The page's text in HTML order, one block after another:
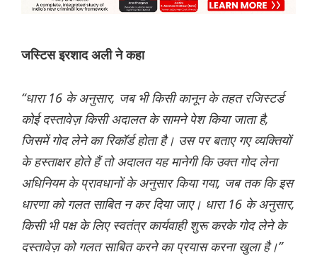
जस्टिस इरशाद अली ने कहा
“धारा 16 के अनुसार, जब भी किसी कानून के तहत रजिस्टर्ड
कोई दस्तावेज़ किसी अदालत के सामने पेश किया जाता है,
जिसमें गोद लेने का रिकॉर्ड होता है। उस पर बताए गए व्यक्तियों
के हस्ताक्षर होते हैं तो अदालत यह मानेगी कि उक्त गोद लेना
अधिनियम के प्रावधानों के अनुसार किया गया, जब तक कि इस
धारणा को गलत साबित न कर दिया जाए। धारा 16 के अनुसार,
किसी भी पक्ष के लिए स्वतंत्र कार्यवाही शुरू करके गोद लेने के
दस्तावेज़ को गलत साबित करने का प्रयास करना खुला है।”